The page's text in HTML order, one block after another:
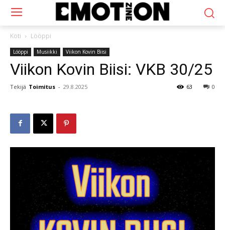
Koti Lööppi
Lööppi Musiikki Viikon Kovin Biisi
Viikon Kovin Biisi: VKB 30/25
Tekijä Toimitus - 29.8.2025 0
63